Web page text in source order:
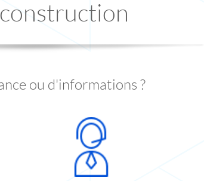
ou d'informations ?